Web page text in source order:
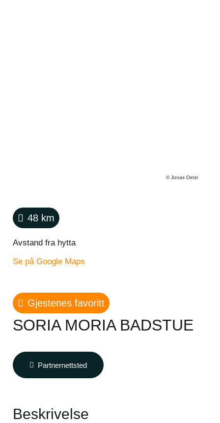
©Jonas Oetzi
48km
Avstand fra hytta
Se på Google Maps
Gjestenes favoritt
SORIA MORIA BADSTUE
Partnernettsted
Beskrivelse